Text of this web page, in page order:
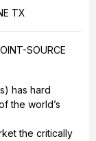
TX
SOURCE
has hard
the world’s
the critically